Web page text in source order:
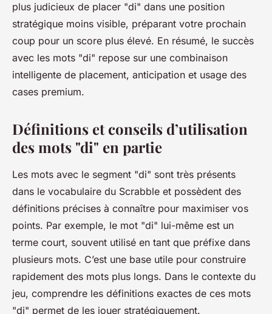
plus judicieux de placer "di" dans une position
stratégique moins visible, préparant votre prochain
coup pour un score plus élevé. En résumé, le succès
avec les mots "di" repose sur une combinaison
intelligente de placement, anticipation et usage des
cases premium.
Définitions et conseils d’utilisation
des mots "di" en partie
Les mots avec le segment "di" sont très présents
dans le vocabulaire du Scrabble et possèdent des
définitions précises à connaître pour maximiser vos
points. Par exemple, le mot "di" lui-même est un
terme court, souvent utilisé en tant que préfixe dans
plusieurs mots. C’est une base utile pour construire
rapidement des mots plus longs. Dans le contexte du
jeu, comprendre les définitions exactes de ces mots
"di" permet de les jouer stratégiquement.